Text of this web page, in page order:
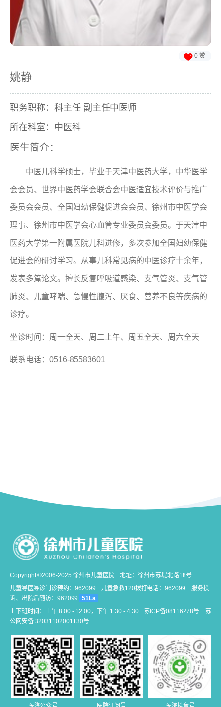
 0 赞
姚静
职务职称：科主任 副主任中医师
所在科室：中医科
医生简介：
中医儿科学硕士，毕业于天津中医药大学，中华医学
会会员、世界中医药学会联合会中医适宜技术评价与推广
委员会会员、全国妇幼保健促进会会员、徐州市中医学会
理事、徐州市中医学会心血管专业委员会委员。于天津中
医药大学第一附属医院儿科进修，多次参加全国妇幼保健
促进会的研讨学习。从事儿科常见病的中医诊疗十余年，
发表多篇论文。擅长反复呼吸道感染、支气管炎、支气管
肺炎、儿童哮喘、急慢性腹泻、厌食、营养不良等疾病的
诊疗。
坐诊时间：周一全天、周二上午、周五全天、周六全天
联系电话：0516-85583601
Copyright ©2006-2025 徐州市儿童医院
地址：徐州市苏堤北路18号
儿童导医导诊门诊预约：962099
儿童急救120拨打电话：962099
服务投
诉、出院后随访：962099
51La
上下班时间：上午 8:00 - 12:00，下午 1:30 - 4:30
苏ICP备08116278号
苏
公网安备 32031102001130号
医院公众号 医院订阅号 医院抖音号